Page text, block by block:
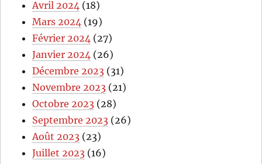
Avril 2024 (18)
Mars 2024 (19)
Février 2024 (27)
Janvier 2024 (26)
Décembre 2023 (31)
Novembre 2023 (21)
Octobre 2023 (28)
Septembre 2023 (26)
Août 2023 (23)
Juillet 2023 (16)